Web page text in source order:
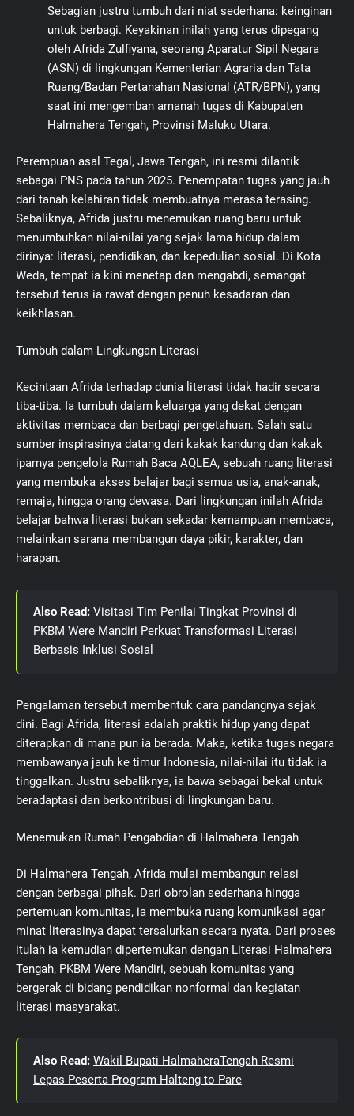
Sebagian justru tumbuh dari niat sederhana: keinginan
untuk berbagi. Keyakinan inilah yang terus dipegang
oleh Afrida Zulfiyana, seorang Aparatur Sipil Negara
(ASN) di lingkungan Kementerian Agraria dan Tata
Ruang/Badan Pertanahan Nasional (ATR/BPN), yang
saat ini mengemban amanah tugas di Kabupaten
Halmahera Tengah, Provinsi Maluku Utara.
Perempuan asal Tegal, Jawa Tengah, ini resmi dilantik
sebagai PNS pada tahun 2025. Penempatan tugas yang jauh
dari tanah kelahiran tidak membuatnya merasa terasing.
Sebaliknya, Afrida justru menemukan ruang baru untuk
menumbuhkan nilai-nilai yang sejak lama hidup dalam
dirinya: literasi, pendidikan, dan kepedulian sosial. Di Kota
Weda, tempat ia kini menetap dan mengabdi, semangat
tersebut terus ia rawat dengan penuh kesadaran dan
keikhlasan.
Tumbuh dalam Lingkungan Literasi
Kecintaan Afrida terhadap dunia literasi tidak hadir secara
tiba-tiba. Ia tumbuh dalam keluarga yang dekat dengan
aktivitas membaca dan berbagi pengetahuan. Salah satu
sumber inspirasinya datang dari kakak kandung dan kakak
iparnya pengelola Rumah Baca AQLEA, sebuah ruang literasi
yang membuka akses belajar bagi semua usia, anak-anak,
remaja, hingga orang dewasa. Dari lingkungan inilah Afrida
belajar bahwa literasi bukan sekadar kemampuan membaca,
melainkan sarana membangun daya pikir, karakter, dan
harapan.
Also Read: Visitasi Tim Penilai Tingkat Provinsi di
PKBM Were Mandiri Perkuat Transformasi Literasi
Berbasis Inklusi Sosial
Pengalaman tersebut membentuk cara pandangnya sejak
dini. Bagi Afrida, literasi adalah praktik hidup yang dapat
diterapkan di mana pun ia berada. Maka, ketika tugas negara
membawanya jauh ke timur Indonesia, nilai-nilai itu tidak ia
tinggalkan. Justru sebaliknya, ia bawa sebagai bekal untuk
beradaptasi dan berkontribusi di lingkungan baru.
Menemukan Rumah Pengabdian di Halmahera Tengah
Di Halmahera Tengah, Afrida mulai membangun relasi
dengan berbagai pihak. Dari obrolan sederhana hingga
pertemuan komunitas, ia membuka ruang komunikasi agar
minat literasinya dapat tersalurkan secara nyata. Dari proses
itulah ia kemudian dipertemukan dengan Literasi Halmahera
Tengah, PKBM Were Mandiri, sebuah komunitas yang
bergerak di bidang pendidikan nonformal dan kegiatan
literasi masyarakat.
Also Read: Wakil Bupati HalmaheraTengah Resmi
Lepas Peserta Program Halteng to Pare